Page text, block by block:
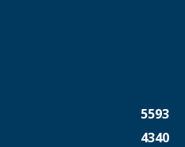
5593
4340